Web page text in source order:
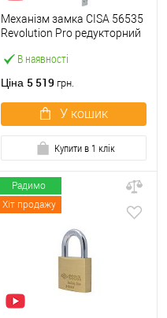
В наявності
Механізм замка CISA 56535
Revolution Pro редукторний
(BS67,5*85мм) хром
Ціна 5 519 грн.
У кошик
Купити в 1 клік
Радимо
Хіт продажу